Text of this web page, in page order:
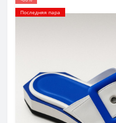
Последняя пара